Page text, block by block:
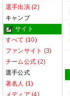
選手出演 (2)
キャンプ
サイト
すべて (10)
ファンサイト (3)
チーム公式 (2)
選手公式
著名人 (1)
メディア (4)